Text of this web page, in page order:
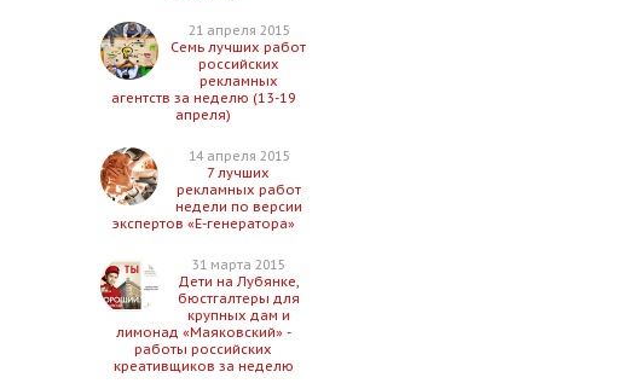
21 апреля 2015
Семь лучших работ
российских
рекламных
агентств за неделю (13-19
апреля)
14 апреля 2015
7 лучших
рекламных работ
недели по версии
экспертов «Е-генератора»
31 марта 2015
Дети на Лубянке,
бюстгалтеры для
крупных дам и
лимонад «Маяковский» -
работы российских
креативщиков за неделю